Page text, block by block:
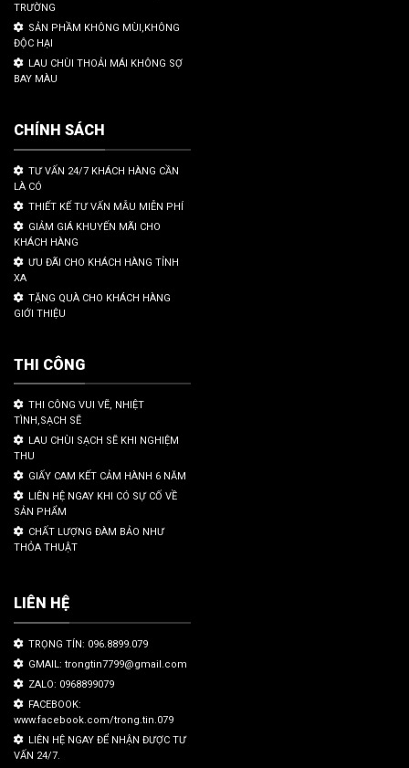
TRƯỜNG
SẢN PHẦM KHÔNG MÙI,KHÔNG
ĐỘC HẠI
LAU CHÙI THOẢI MÁI KHÔNG SỢ
BAY MÀU
CHÍNH SÁCH
TƯ VẤN 24/7 KHÁCH HÀNG CẦN
LÀ CÓ
THIẾT KẾ TƯ VẤN MẪU MIỄN PHÍ
GIẢM GIÁ KHUYẾN MÃI CHO
KHÁCH HÀNG
ƯU ĐÃI CHO KHÁCH HÀNG TỈNH
XA
TẶNG QUÀ CHO KHÁCH HÀNG
GIỚI THIỆU
THI CÔNG
THI CÔNG VUI VẼ, NHIỆT
TÌNH,SẠCH SẼ
LAU CHÙI SẠCH SẼ KHI NGHIỆM
THU
GIẤY CAM KẾT CẢM HÀNH 6 NĂM
LIÊN HỆ NGAY KHI CÓ SỰ CỐ VỀ
SẢN PHẨM
CHẤT LƯỢNG ĐÀM BẢO NHƯ
THỎA THUẬT
LIÊN HỆ
TRỌNG TÍN: 096.8899.079
GMAIL: trongtin7799@gmail.com
ZALO: 0968899079
FACEBOOK:
www.facebook.com/trong.tin.079
LIÊN HỆ NGAY ĐỂ NHẬN ĐƯỢC TƯ
VẤN 24/7.